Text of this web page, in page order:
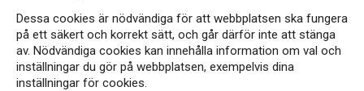
Dessa cookies är nödvändiga för att webbplatsen ska fungera
på ett säkert och korrekt sätt, och går därför inte att stänga
av. Nödvändiga cookies kan innehålla information om val och
inställningar du gör på webbplatsen, exempelvis dina
inställningar för cookies.